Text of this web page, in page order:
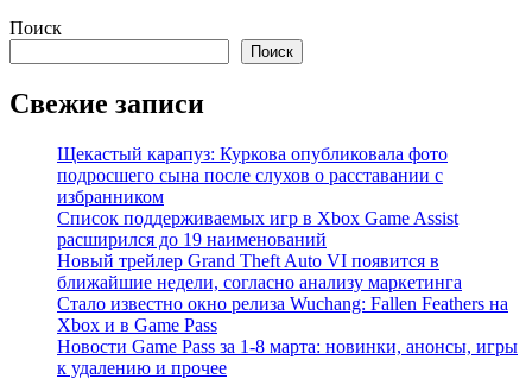
Поиск
Поиск
Свежие записи
Щекастый карапуз: Куркова опубликовала фото
подросшего сына после слухов о расставании с
избранником
Список поддерживаемых игр в Xbox Game Assist
расширился до 19 наименований
Новый трейлер Grand Theft Auto VI появится в
ближайшие недели, согласно анализу маркетинга
Стало известно окно релиза Wuchang: Fallen Feathers на
Xbox и в Game Pass
Новости Game Pass за 1-8 марта: новинки, анонсы, игры
к удалению и прочее